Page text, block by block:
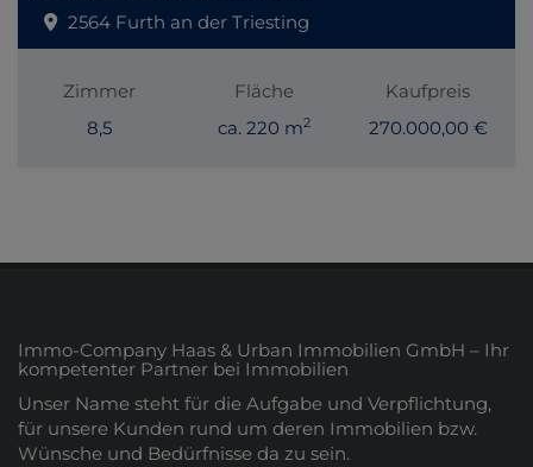
2564 Furth an der Triesting
Zimmer
8,5
Fläche
ca. 220 m2
Kaufpreis
270.000,00 €
Immo-Company Haas & Urban Immobilien GmbH – Ihr
kompetenter Partner bei Immobilien
Unser Name steht für die Aufgabe und Verpflichtung,
für unsere Kunden rund um deren Immobilien bzw.
Wünsche und Bedürfnisse da zu sein.